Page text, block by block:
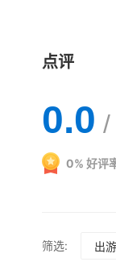
点评
0.0 /
0% 好评
筛选: 出